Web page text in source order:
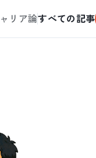
リア論すべての記事